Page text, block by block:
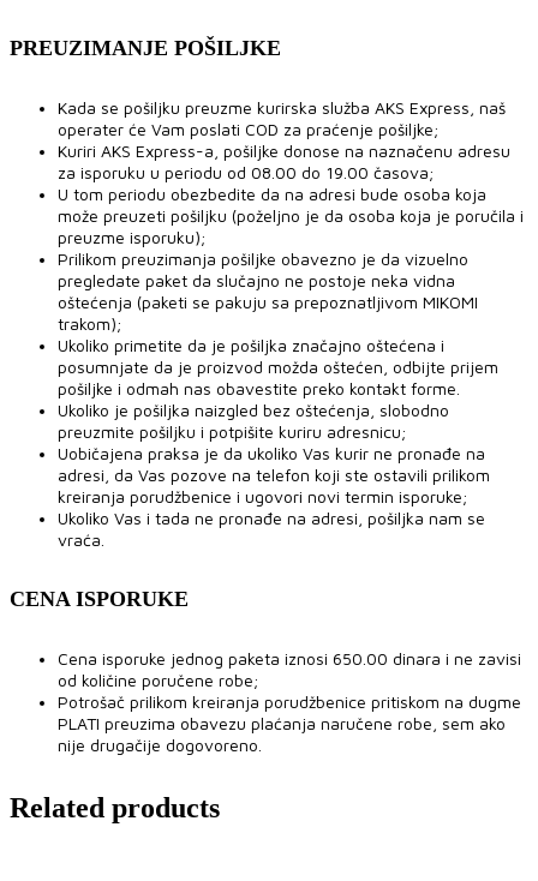
PREUZIMANJE POŠILJKE
Kada se pošiljku preuzme kurirska služba AKS Express, naš
operater će Vam poslati COD za praćenje pošiljke;
Kuriri AKS Express-a, pošiljke donose na naznačenu adresu
za isporuku u periodu od 08.00 do 19.00 časova;
U tom periodu obezbedite da na adresi bude osoba koja
može preuzeti pošiljku (poželjno je da osoba koja je poručila i
preuzme isporuku);
Prilikom preuzimanja pošiljke obavezno je da vizuelno
pregledate paket da slučajno ne postoje neka vidna
oštećenja (paketi se pakuju sa prepoznatljivom MIKOMI
trakom);
Ukoliko primetite da je pošiljka značajno oštećena i
posumnjate da je proizvod možda oštećen, odbijte prijem
pošiljke i odmah nas obavestite preko kontakt forme.
Ukoliko je pošiljka naizgled bez oštećenja, slobodno
preuzmite pošiljku i potpišite kuriru adresnicu;
Uobičajena praksa je da ukoliko Vas kurir ne pronađe na
adresi, da Vas pozove na telefon koji ste ostavili prilikom
kreiranja porudžbenice i ugovori novi termin isporuke;
Ukoliko Vas i tada ne pronađe na adresi, pošiljka nam se
vraća.
CENA ISPORUKE
Cena isporuke jednog paketa iznosi 650.00 dinara i ne zavisi
od količine poručene robe;
Potrošač prilikom kreiranja porudžbenice pritiskom na dugme
PLATI preuzima obavezu plaćanja naručene robe, sem ako
nije drugačije dogovoreno.
Related products